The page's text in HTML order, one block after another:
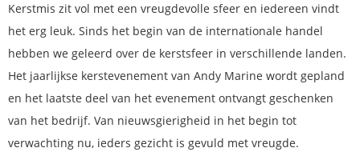
Kerstmis zit vol met een vreugdevolle sfeer en iedereen vindt
het erg leuk. Sinds het begin van de internationale handel
hebben we geleerd over de kerstsfeer in verschillende landen.
Het jaarlijkse kerstevenement van Andy Marine wordt gepland
en het laatste deel van het evenement ontvangt geschenken
van het bedrijf. Van nieuwsgierigheid in het begin tot
verwachting nu, ieders gezicht is gevuld met vreugde.